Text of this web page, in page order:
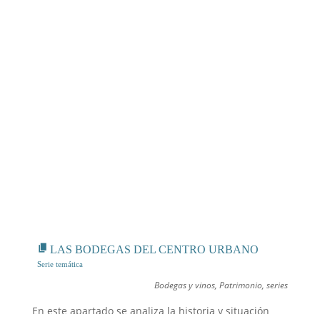
LAS BODEGAS DEL CENTRO URBANO
Bodegas y vinos,Patrimonio,series
En este apartado se analiza la historia y situación